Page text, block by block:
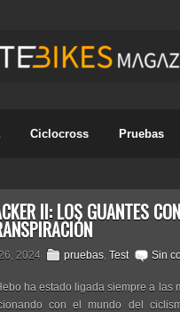
Ciclocross Pruebas
II: LOS GUANTES
2024 pruebas, Test Sin
ha estado ligada siempre a las
con el mundo del